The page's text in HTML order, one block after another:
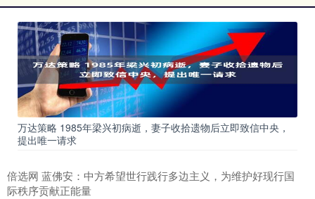
万达策略 1985年梁兴初病逝，妻子收拾遗物后立即致信中央，
提出唯一请求
倍选网 蓝佛安：中方希望世行践行多边主义，为维护好现行国
际秩序贡献正能量